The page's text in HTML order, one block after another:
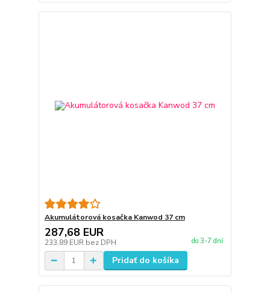
Akumulátorová kosačka Kanwod 37 cm
287,68 EUR
233,89 EUR bez DPH do 3-7 dní
Pridať do košíka